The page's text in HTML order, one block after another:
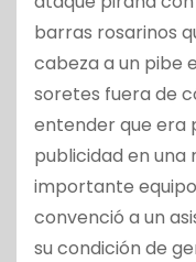
barras rosarinos
cabeza a un pibe
soretes fuera de
entender que era
publicidad en una
importante
convenció a un
su condición de